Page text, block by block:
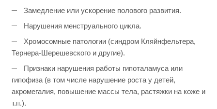
Замедление или ускорение полового развития.
Нарушения менструального цикла.
Хромосомные патологии (синдром Кляйнфельтера,
Тернера-Шерешевского и другие).
Признаки нарушения работы гипоталамуса или
гипофиза (в том числе нарушение роста у детей,
акромегалия, повышение массы тела, растяжки на коже и
т.п.).